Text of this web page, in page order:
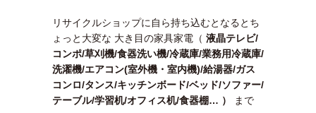
リサイクルショップに自ら持ち込むとなるとち
ょっと大変な 大き目の家具家電（ 液晶テレビ/
コンポ/草刈機/食器洗い機/冷蔵庫/業務用冷蔵庫/
洗濯機/エアコン(室外機・室内機)/給湯器/ガス
コンロ/タンス/キッチンボード/ベッド/ソファー/
テーブル/学習机/オフィス机/食器棚… ） まで